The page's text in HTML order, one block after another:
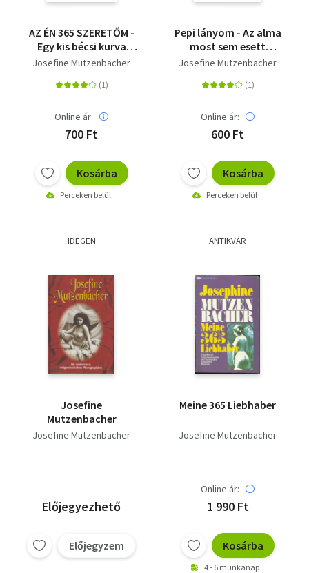
AZ ÉN 365 SZERETŐM -
Egy kis bécsi kurva
további kalandjai
Josefine Mutzenbacher
Online ár:
700 Ft
Kosárba
Perceken belül
Pepi lányom - Az alma
most sem esett
messze a fájától
Josefine Mutzenbacher
Online ár:
600 Ft
Kosárba
Perceken belül
IDEGEN
Josefine
Mutzenbacher
Josefine Mutzenbacher
Előjegyezhető
Előjegyzem
ANTIKVÁR
Meine 365 Liebhaber
Josefine Mutzenbacher
Online ár:
1 990 Ft
Kosárba
4 - 6 munkanap